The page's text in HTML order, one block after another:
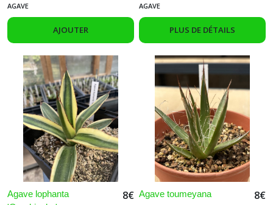
AGAVE
AJOUTER
AGAVE
PLUS DE DÉTAILS
Agave lophanta
8€ Agave toumeyana 8€